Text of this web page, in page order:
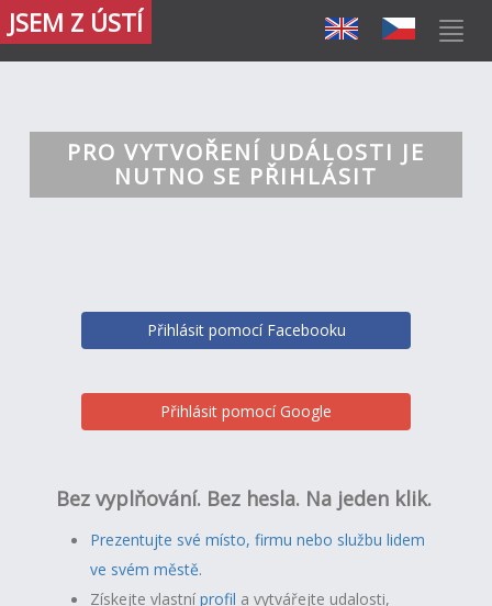
JSEM Z ÚSTÍ
PRO VYTVOŘENÍ UDÁLOSTI JE
NUTNO SE PŘIHLÁSIT
Přihlásit pomocí Facebooku
Přihlásit pomocí Google
Bez vyplňování. Bez hesla. Na jeden klik.
Prezentujte své místo, firmu nebo službu lidem
ve svém městě.
Získejte vlastníprofil a vytvářejte udalosti,